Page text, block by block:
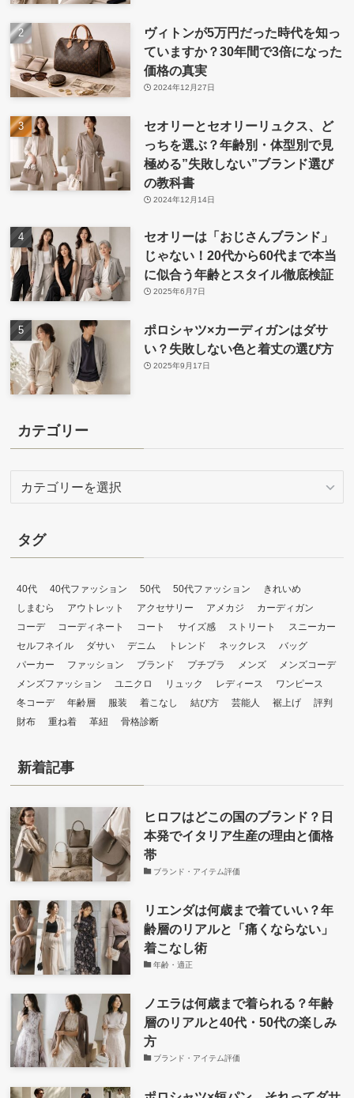
ヴィトンが5万円だった時代を知っ
ていますか？30年間で3倍になった
価格の真実
2024年12月27日
セオリーとセオリーリュクス、ど
っちを選ぶ？年齢別・体型別で見
極める”失敗しない”ブランド選び
の教科書
2024年12月14日
セオリーは「おじさんブランド」
じゃない！20代から60代まで本当
に似合う年齢とスタイル徹底検証
2025年6月7日
ポロシャツ×カーディガンはダサ
い？失敗しない色と着丈の選び方
2025年9月17日
カテゴリー
リ
ー
タグ
40代 40代ファッション 50代 50代ファッション
きれいめ
しまむら
アウトレット アクセサリー アメカジ
カーディガン
コーデ
コーディネート コート サイズ感 ストリート
スニーカー
セルフネイル
ダサい デニム トレンド ネックレス
バッグ
パーカー
ファッション ブランド プチプラ メンズ
メンズコーデ
メンズファッション
ユニクロ リュック レディース
ワンピース
冬コーデ
年齢層 服装 着こなし 結び方 芸能人 裾上げ
評判
財布
重ね着 革紐 骨格診断
新着記事
ヒロフはどこの国のブランド？日
本発でイタリア生産の理由と価格
帯
ブランド・アイテム評価
リエンダは何歳まで着ていい？年
齢層のリアルと「痛くならない」
着こなし術
年齢・適正
ノエラは何歳まで着られる？年齢
層のリアルと40代・50代の楽しみ
方
ブランド・アイテム評価